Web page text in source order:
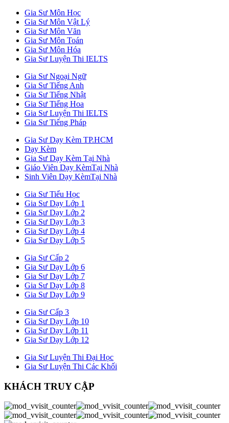
Gia Sư Môn Học
Gia Sư Môn Vật Lý
Gia Sư Môn Văn
Gia Sư Môn Toán
Gia Sư Môn Hóa
Gia Sư Luyện Thi IELTS
Gia Sư Ngoại Ngữ
Gia Sư Tiếng Anh
Gia Sư Tiếng Nhật
Gia Sư Tiếng Hoa
Gia Sư Luyện Thi IELTS
Gia Sư Tiếng Pháp
Gia Sư Dạy Kèm TP.HCM
Dạy Kèm
Gia Sư Dạy Kèm Tại Nhà
Giáo Viên Dạy KèmTại Nhà
Sinh Viên Dạy KèmTại Nhà
Gia Sư Tiểu Học
Gia Sư Dạy Lớp 1
Gia Sư Dạy Lớp 2
Gia Sư Dạy Lớp 3
Gia Sư Dạy Lớp 4
Gia Sư Dạy Lớp 5
Gia Sư Cấp 2
Gia Sư Dạy Lớp 6
Gia Sư Dạy Lớp 7
Gia Sư Dạy Lớp 8
Gia Sư Dạy Lớp 9
Gia Sư Cấp 3
Gia Sư Dạy Lớp 10
Gia Sư Dạy Lớp 11
Gia Sư Dạy Lớp 12
Gia Sư Luyện Thi Đại Học
Gia Sư Luyện Thi Các Khối
KHÁCH TRUY CẬP